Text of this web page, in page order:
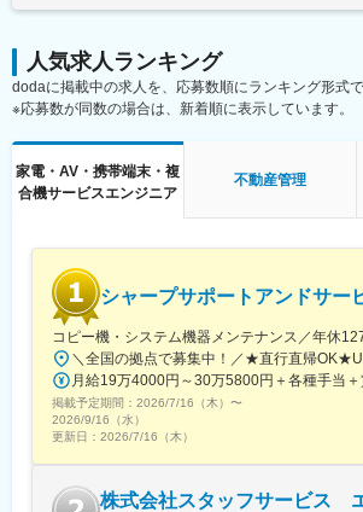
ナー）や実績による評価となります。
評価などがメイン評価になるため日頃の頑
体制です。
＜モデル年収＞40代課長職クラス：約800
■魅力：
・パナソニック株式会社100％出資！メー
ービスの会社です。安定した経営基盤と充
ります。
変更の範囲：会社の定める業務
・個人経営の飲食店などよる営業している
担当するお客様数は、一人30～40件です。
・新規顧客向け営業は、お客様紹介をきっ
は基本、ありません。
ライバー、現場作業員など全く違う業界か
しています。
■魅力ポイント：
【他業界出身者が活躍中・未経験歓迎】
入社後は約3か月間のOJT期間があり、先輩
務を覚えていただきます。その後、徐々に
アでの営業活動を行います。初めての方で
です。
人気求人ランキング
dodaに掲載中の求人を、応募数順にランキング形式で
※応募数が同数の場合は、新着順に表示しています。
家電・AV・携帯端末・複
合機サービスエンジニア
不動産管理
シャープサポートアンドサー
コピー機・システム機器メンテナンス／年休
掲載予定期間： 2026/7/16（木） 〜
2026/9/16（水）
更新日： 2026/7/16（木）
株式会社スタッフサービス